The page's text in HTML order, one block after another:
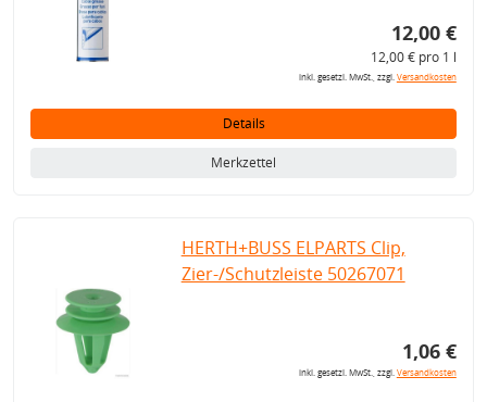
12,00 €
12,00 € pro 1 l
inkl. gesetzl. MwSt., zzgl.Versandkosten
Details
Merkzettel
HERTH+BUSS ELPARTS Clip,
Zier-/Schutzleiste 50267071
1,06 €
inkl. gesetzl. MwSt., zzgl.Versandkosten